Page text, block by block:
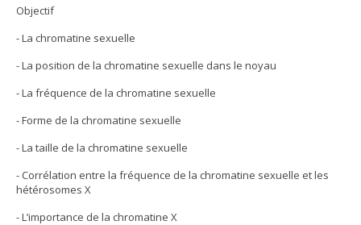
Objectif
- La chromatine sexuelle
- La position de la chromatine sexuelle dans le noyau
- La fréquence de la chromatine sexuelle
- Forme de la chromatine sexuelle
- La taille de la chromatine sexuelle
- Corrélation entre la fréquence de la chromatine sexuelle et les
hétérosomes X
- L’importance de la chromatine X